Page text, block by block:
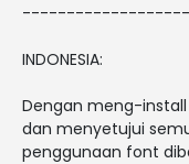
-------------------
INDONESIA:
Dengan meng-
dan menyetujui
penggunaan font